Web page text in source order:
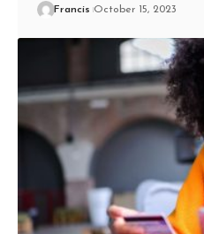
Francis October 15, 2023